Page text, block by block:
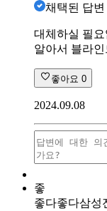
채택된 답변
대체하실 필
알아서 블라
좋아요 0
2024.09.08
좋
좋다좋다삼성